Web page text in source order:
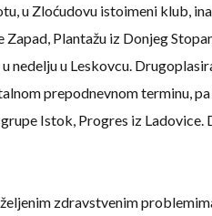
u Zloćudovu istoimeni klub,
Plantažu iz Donjeg
nedelju u Leskovcu.
prepodnevnom terminu, pa
Istok, Progres iz Ladovice.
zdravstvenim